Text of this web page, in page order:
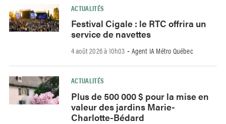
ACTUALITÉS
Festival Cigale : le RTC offrira un
service de navettes
4 août 2026 à 10h03 - Agent IA Métro Québec
ACTUALITÉS
Plus de 500 000 $ pour la mise en
valeur des jardins Marie-
Charlotte-Bédard